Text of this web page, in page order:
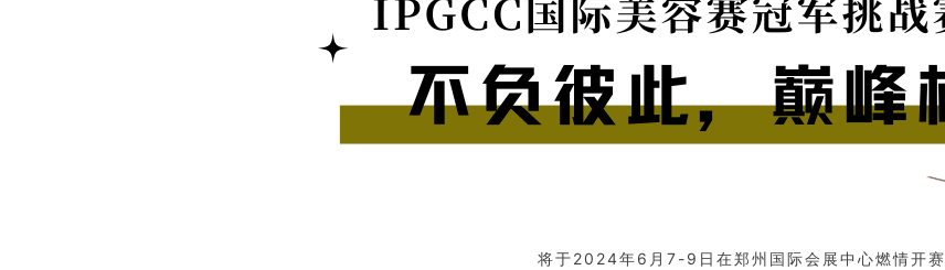
将于2024年6月7-9日在郑州国际会展中心燃情开赛